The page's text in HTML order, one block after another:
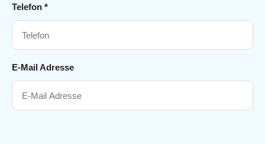
Telefon *
E-Mail Adresse